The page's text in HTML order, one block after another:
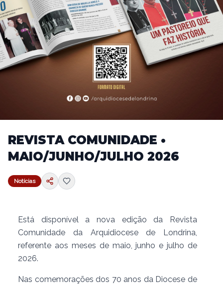
REVISTA COMUNIDADE •
MAIO/JUNHO/JULHO 2026
Notícias
Está disponível a nova edição da Revista
Comunidade da Arquidiocese de Londrina,
referente aos meses de maio, junho e julho de
2026.
Nas comemorações dos 70 anos da Diocese de